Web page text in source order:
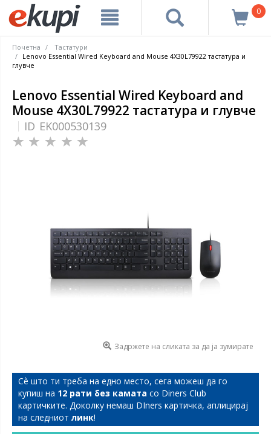
0
Почетна
Тастатури
Lenovo Essential Wired Keyboard and Mouse 4X30L79922 тастатура и
глувче
Lenovo Essential Wired Keyboard and
Mouse 4X30L79922 тастатура и глувче
ID EK000530139
Задржете на сликата за да ја зумирате
Сѐ што ти треба на едно место, сега можеш да го
купиш на 12 рати без камата со Diners Club
картичките. Доколку немаш DIners картичка, аплицирај
на следниот линк!